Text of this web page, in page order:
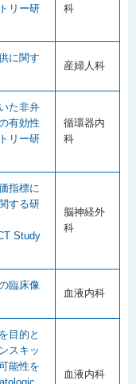
リー研
科
に関す
産婦人科
た非弁
有効性
リー研
循環器内
科
指標に
する研
Study
脳神経外
科
臨床像
血液内科
目的と
スキッ
能性を
血液内科